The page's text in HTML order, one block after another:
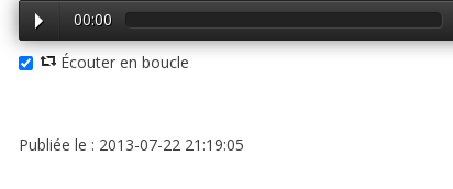
00:00
Écouter en boucle
Publiée le : 2013-07-22 21:19:05